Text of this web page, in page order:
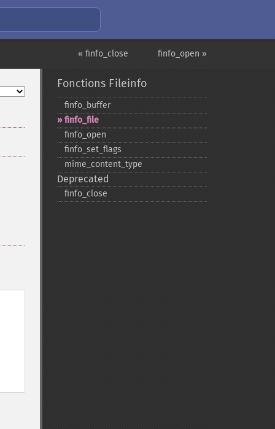
finfo_open »
« finfo_close
Fonctions Fileinfo
finfo_​buffer
finfo_​file
finfo_​open
finfo_​set_​flags
mime_​content_​type
Deprecated
finfo_​close